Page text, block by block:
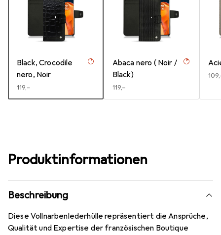
Black, Crocodile
nero, Noir
EUR
119,–
Abaca nero ( Noir /
Black)
EUR
119,–
EUR
Produktinformationen
Beschreibung
Diese Vollnarbenlederhülle repräsentiert die Ansprüche,
Qualität und Expertise der französischen Boutique